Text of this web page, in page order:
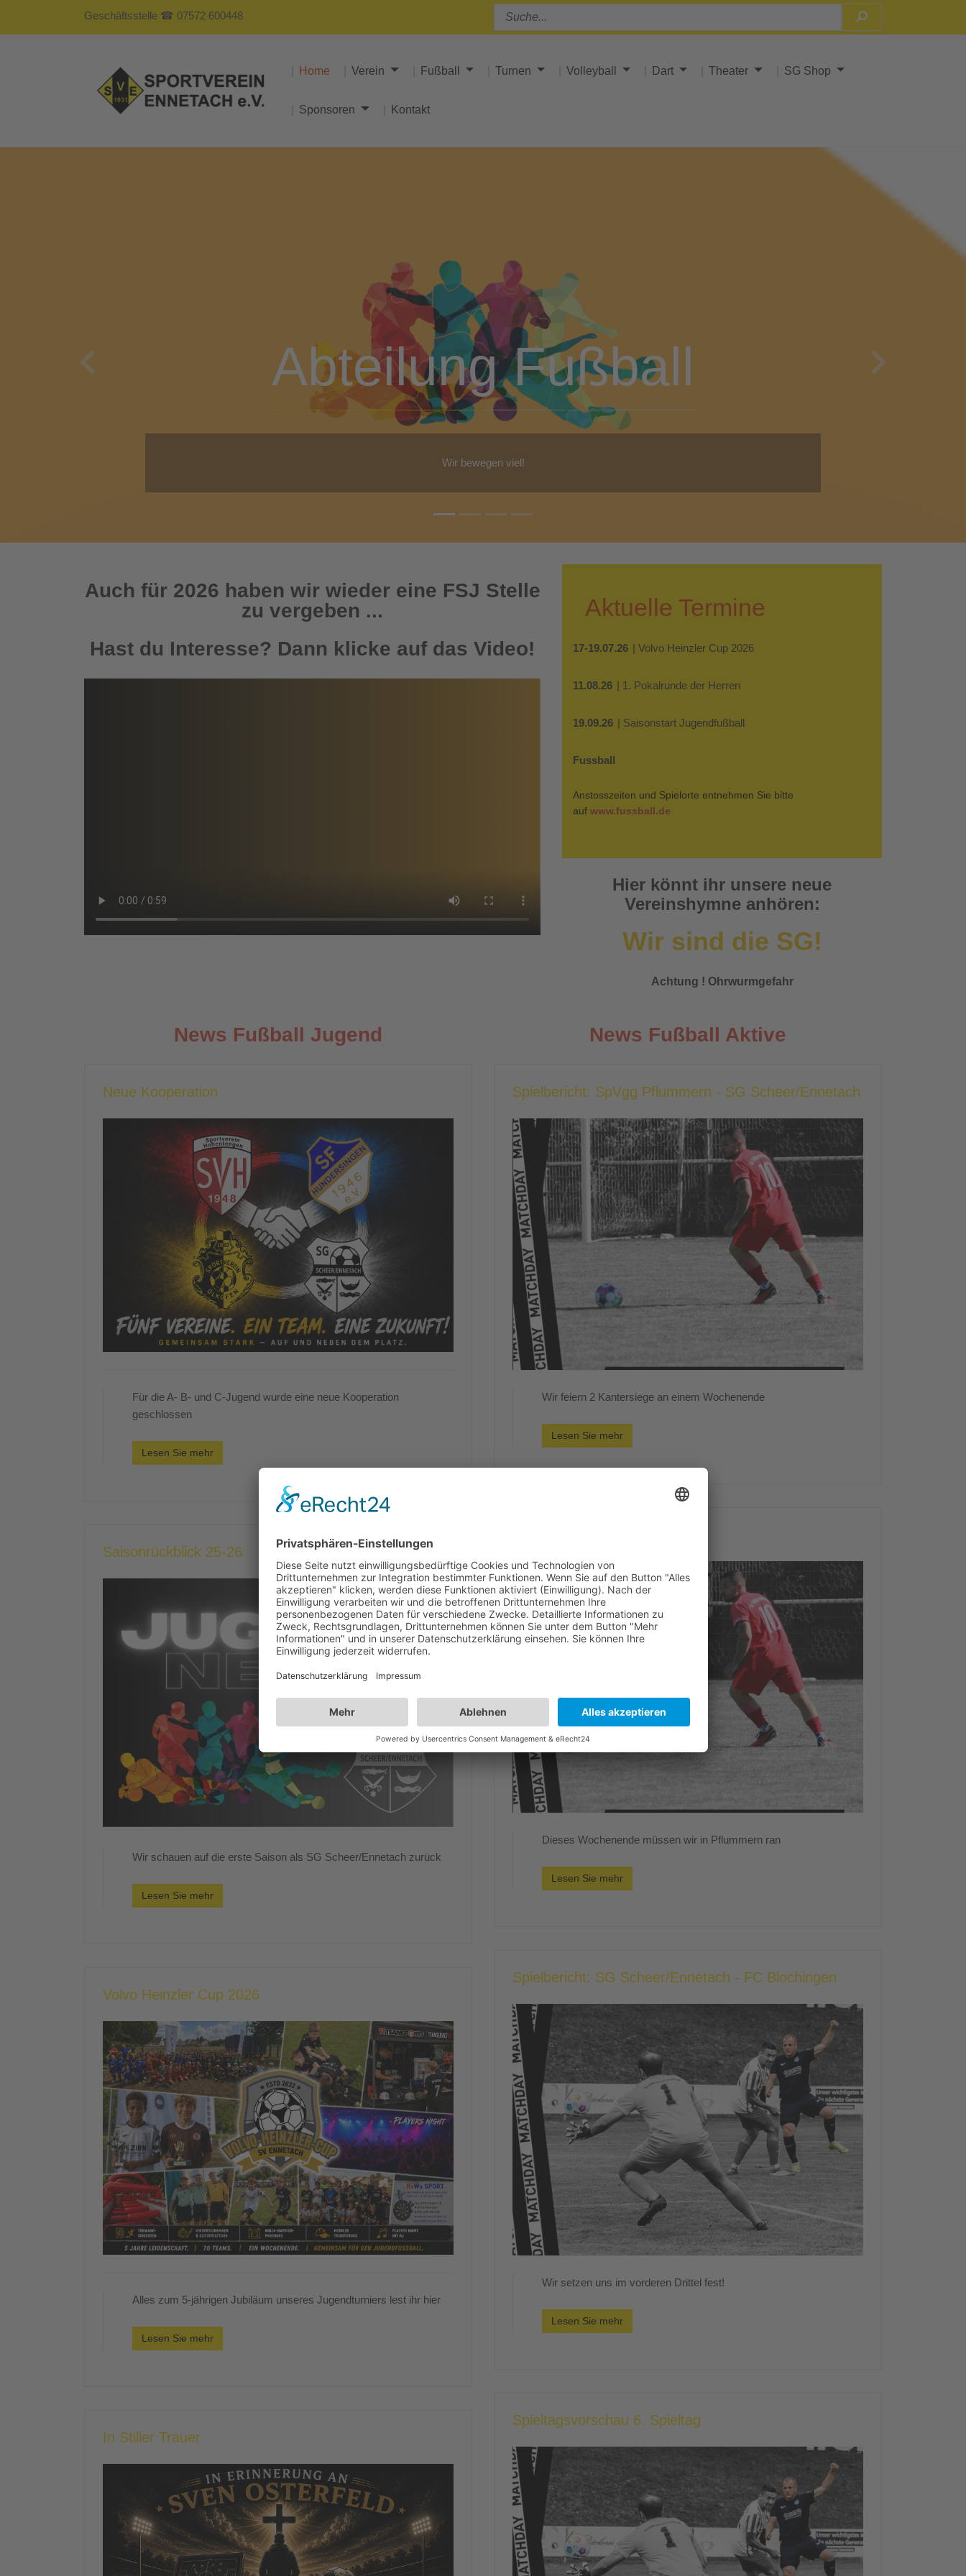
Geschäftsstelle ☎ 07572 600448
Home Verein Fußball Turnen Volleyball Dart Theater SG Shop
Sponsoren Kontakt
Abteilung Turnen
Ob Yoga, Step-Aerobic, Gymnastik, Walking - für jeden ist etwas dabei!
Previous
Auch für 2026 haben wir wieder eine FSJ Stelle
zu vergeben ...
Hast du Interesse? Dann klicke auf das Video!
Aktuelle Termine
17-19.07.26 | Volvo Heinzler Cup 2026
11.08.26 | 1. Pokalrunde der Herren
19.09.26 | Saisonstart Jugendfußball
Fussball
Anstosszeiten und Spielorte entnehmen Sie bitte
auf www.fussball.de
Hier könnt ihr unsere neue
Vereinshymne anhören:
Wir sind die SG!
Achtung ! Ohrwurmgefahr
News Fußball Jugend
Neue Kooperation
Für die A- B- und C-Jugend wurde eine neue Kooperation
geschlossen
Lesen Sie mehr
Saisonrückblick 25-26
Wir schauen auf die erste Saison als SG Scheer/Ennetach zurück
Lesen Sie mehr
Volvo Heinzler Cup 2026
Alles zum 5-jährigen Jubiläum unseres Jugendturniers lest ihr hier
Lesen Sie mehr
In Stiller Trauer
News Fußball Aktive
Spielbericht: SpVgg Pflummern - SG Scheer/Ennetach
Wir feiern 2 Kantersiege an einem Wochenende
Lesen Sie mehr
Dieses Wochenende müssen wir in Pflummern ran
Lesen Sie mehr
Spielbericht: SG Scheer/Ennetach - FC Blochingen
Wir setzen uns im vorderen Drittel fest!
Lesen Sie mehr
Spieltagsvorschau 6. Spieltag